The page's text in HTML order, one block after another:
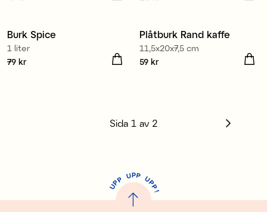
Burk Spice
1 liter
Pris:
79 kr
Plåtburk Rand kaffe
11,5x20x7,5 cm
Pris:
59 kr
Sida 1 av 2
U
P
P UPP UP
P
!